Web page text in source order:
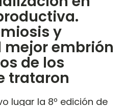
y
mejor embrión
de los
trataron
lugar la 8º edición de